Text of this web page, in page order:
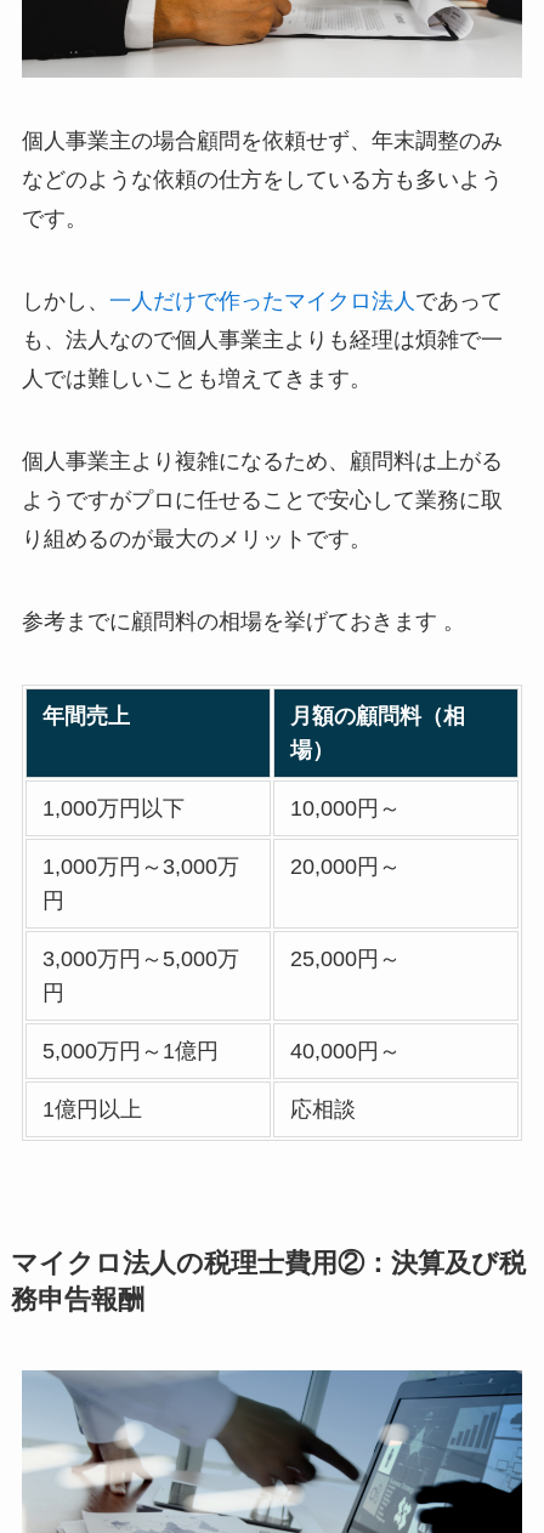
個人事業主の場合顧問を依頼せず、年末調整のみ
などのような依頼の仕方をしている方も多いよう
です。
しかし、 一人だけで作ったマイクロ法人 であって
も、法人なので個人事業主よりも経理は煩雑で一
人では難しいことも増えてきます。
個人事業主より複雑になるため、顧問料は上がる
ようですがプロに任せることで安心して業務に取
り組めるのが最大のメリットです。
参考までに顧問料の相場を挙げておきます 。
年間売上
月額の顧問料（相
場）
1,000万円以下 10,000円～
1,000万円～3,000万
円
20,000円～
3,000万円～5,000万
円
25,000円～
5,000万円～1億円 40,000円～
1億円以上 応相談
マイクロ法人の税理士費用②：決算及び税
務申告報酬